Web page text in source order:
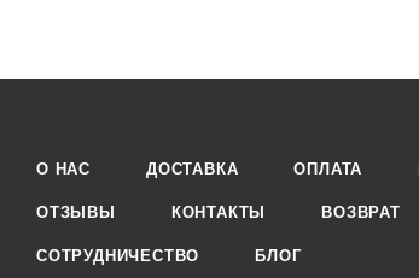
О НАС ДОСТАВКА ОПЛАТА
ОТЗЫВЫ КОНТАКТЫ ВОЗВРАТ
СОТРУДНИЧЕСТВО БЛОГ